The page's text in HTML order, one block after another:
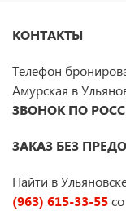
КОНТАКТЫ
Телефон
Амурская в
ЗВОНОК ПО
ЗАКАЗ БЕЗ
Найти в
(963) 615-33-55